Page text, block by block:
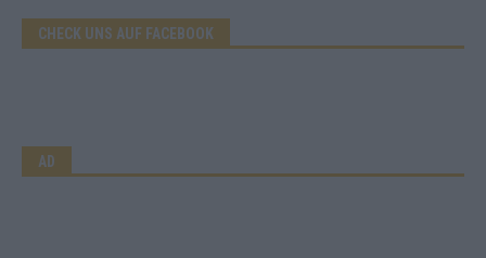
CHECK UNS AUF FACEBOOK
AD